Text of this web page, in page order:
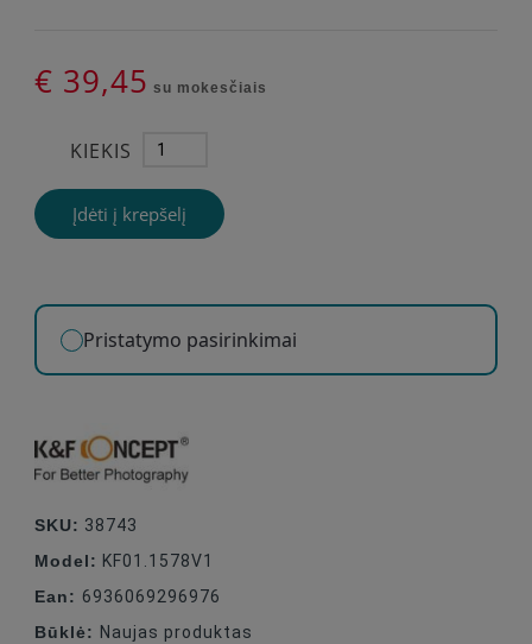
€ 39,45 su mokesčiais
KIEKIS
Įdėti į krepšelį
Pristatymo pasirinkimai
SKU: 38743
Model: KF01.1578V1
Ean: 6936069296976
Būklė: Naujas produktas